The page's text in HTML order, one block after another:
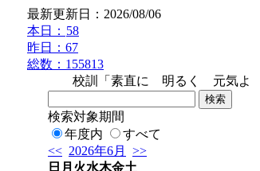
最新更新日：2026/08/06
本日： 58
昨日：67
総数：155813
校訓「素直に 明るく 元気よく」
検索対象期間
年度内
すべて
<< 2026年6月
>>
日 月 火水木金土